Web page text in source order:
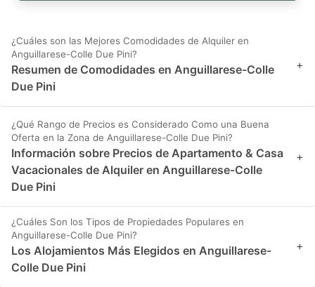
¿Cuáles son las Mejores Comodidades de Alquiler en
Anguillarese-Colle Due Pini?
Resumen de Comodidades en Anguillarese-Colle
Due Pini
+
¿Qué Rango de Precios es Considerado Como una Buena
Oferta en la Zona de Anguillarese-Colle Due Pini?
Información sobre Precios de Apartamento & Casa
Vacacionales de Alquiler en Anguillarese-Colle
Due Pini
+
¿Cuáles Son los Tipos de Propiedades Populares en
Anguillarese-Colle Due Pini?
Los Alojamientos Más Elegidos en Anguillarese-
Colle Due Pini
+